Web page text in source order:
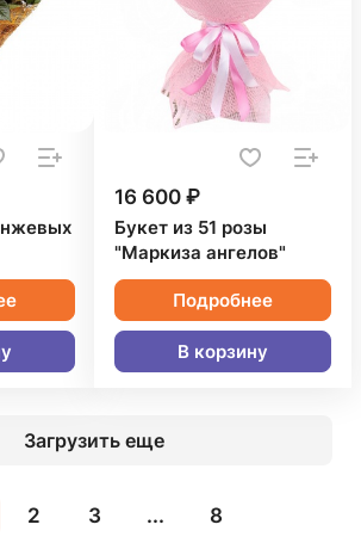
16 600 ₽
Букет из 51 розы
"Маркиза ангелов"
Подробнее
В корзину
Загрузить еще
2 3 ... 8